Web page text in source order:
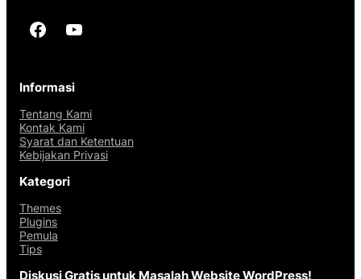
Facebook YouTube
Informasi
Tentang Kami
Kontak Kami
Syarat dan Ketentuan
Kebijakan Privasi
Kategori
Themes
Plugins
Pemula
Tips
Diskusi Gratis untuk Masalah Website WordPress!